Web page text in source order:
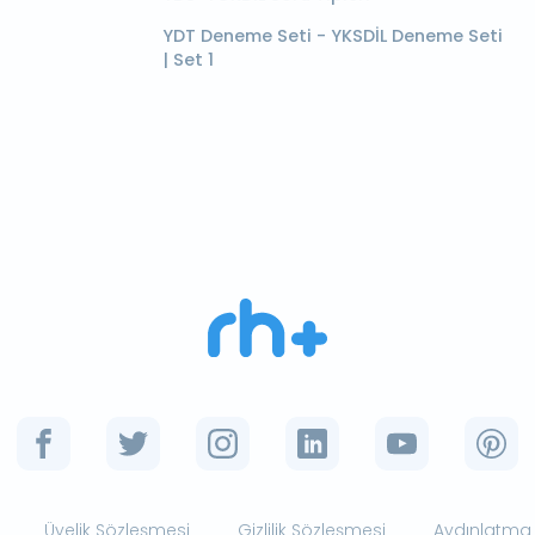
YDT Deneme Seti - YKSDİL Deneme Seti
| Set 1
Üyelik Sözleşmesi Gizlilik Sözleşmesi